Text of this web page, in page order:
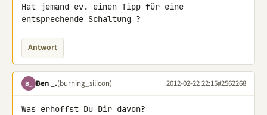
Hat jemand ev. einen Tipp für eine
entsprechende Schaltung ?
Antwort
B_ Ben _.(burning_silicon) 2012-02-22 22:15#2562268
Was erhoffst Du Dir davon?